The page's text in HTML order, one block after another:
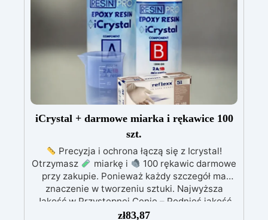
iCrystal + darmowe miarka i rękawice 100
szt.
Precyzja i ochrona łączą się z Icrystal!
Otrzymasz
miarkę i
100 rękawic darmowe
przy zakupie. Ponieważ każdy szczegół ma
znaczenie w tworzeniu sztuki. Najwyższa
Jakość w Przystępnej Cenie – Podnieś jakość
swoich dzieł bez rujnowania portfela! ICRYSTAL
zł83,87